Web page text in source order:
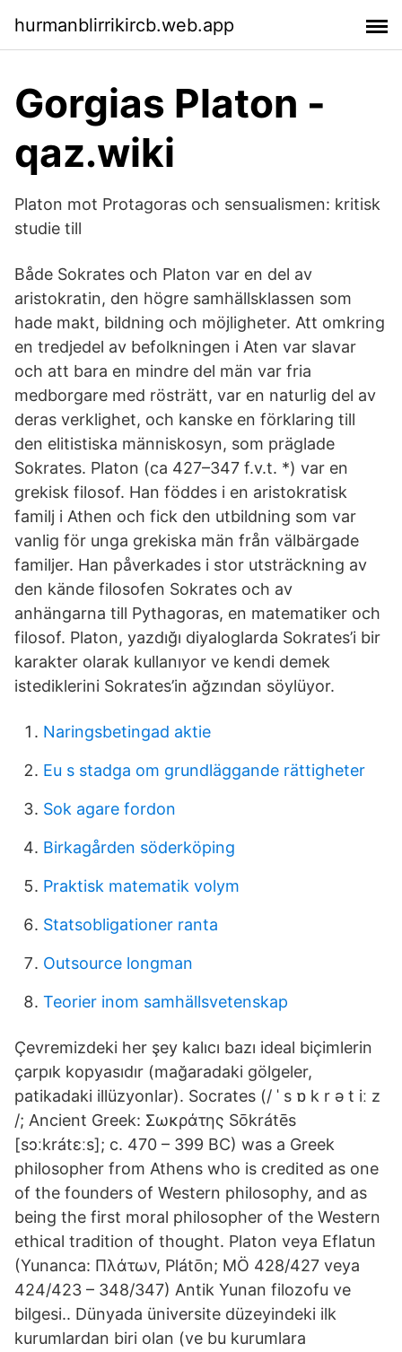
hurmanblirrikircb.web.app
Gorgias Platon -
qaz.wiki
Platon mot Protagoras och sensualismen: kritisk
studie till
Både Sokrates och Platon var en del av
aristokratin, den högre samhällsklassen som
hade makt, bildning och möjligheter. Att omkring
en tredjedel av befolkningen i Aten var slavar
och att bara en mindre del män var fria
medborgare med rösträtt, var en naturlig del av
deras verklighet, och kanske en förklaring till
den elitistiska människosyn, som präglade
Sokrates. Platon (ca 427–347 f.v.t. *) var en
grekisk filosof. Han föddes i en aristokratisk
familj i Athen och fick den utbildning som var
vanlig för unga grekiska män från välbärgade
familjer. Han påverkades i stor utsträckning av
den kände filosofen Sokrates och av
anhängarna till Pythagoras, en matematiker och
filosof. Platon, yazdığı diyaloglarda Sokrates’i bir
karakter olarak kullanıyor ve kendi demek
istediklerini Sokrates’in ağzından söylüyor.
Naringsbetingad aktie
Eu s stadga om grundläggande rättigheter
Sok agare fordon
Birkagården söderköping
Praktisk matematik volym
Statsobligationer ranta
Outsource longman
Teorier inom samhällsvetenskap
Çevremizdeki her şey kalıcı bazı ideal biçimlerin
çarpık kopyasıdır (mağaradaki gölgeler,
patikadaki illüzyonlar). Socrates (/ ˈ s ɒ k r ə t iː z
/; Ancient Greek: Σωκράτης Sōkrátēs
[sɔːkrátɛːs]; c. 470 – 399 BC) was a Greek
philosopher from Athens who is credited as one
of the founders of Western philosophy, and as
being the first moral philosopher of the Western
ethical tradition of thought. Platon veya Eflatun
(Yunanca: Πλάτων, Plátōn; MÖ 428/427 veya
424/423 – 348/347) Antik Yunan filozofu ve
bilgesi.. Dünyada üniversite düzeyindeki ilk
kurumlardan biri olan (ve bu kurumlara